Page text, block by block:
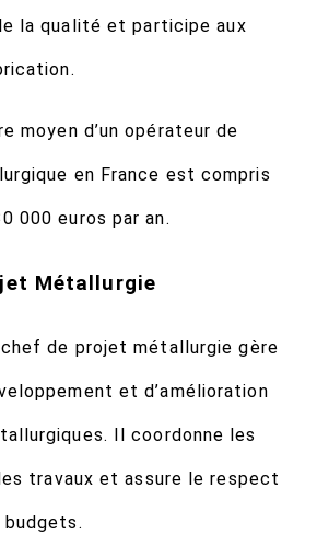
la qualité et participe aux
moyen d’un opérateur de
en France est compris
000 euros par an.
Métallurgie
de projet métallurgie gère
et d’amélioration
Il coordonne les
travaux et assure le respect